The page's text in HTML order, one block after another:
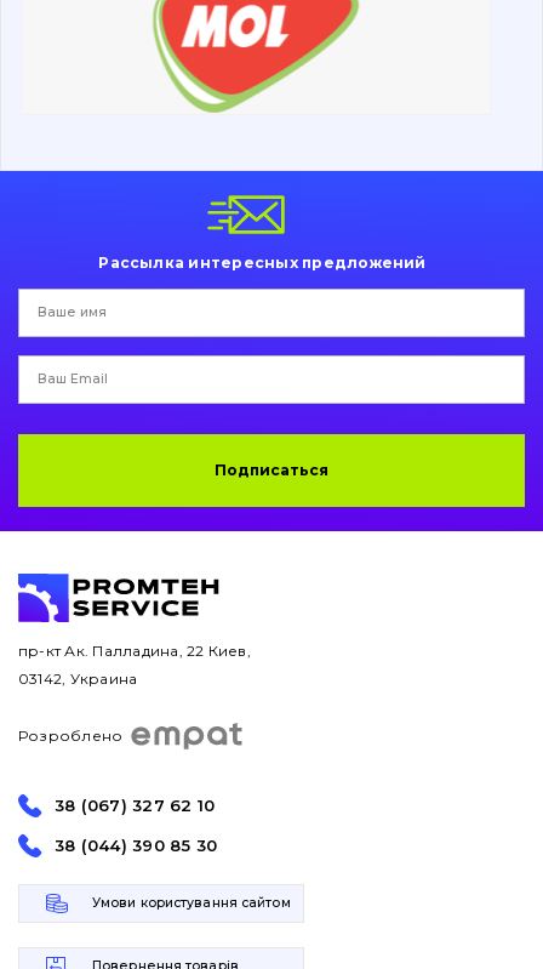
Фильтры и смазочные материалы
Ходовая часть
Болты, гайки и элементы крепления
Защита (ковша, адаптера)
Подушки амортизационные
Пальци и втулки
Двигатель
Рама и кузов
Навесное оборудование
листа
Рассылка интересных предложений
Подписаться
пр-кт Ак. Палладина, 22 Киев,
03142, Украина
Розроблено
38 (067) 327 62 10
38 (044) 390 85 30
Умови користування сайтом
Повернення товарів